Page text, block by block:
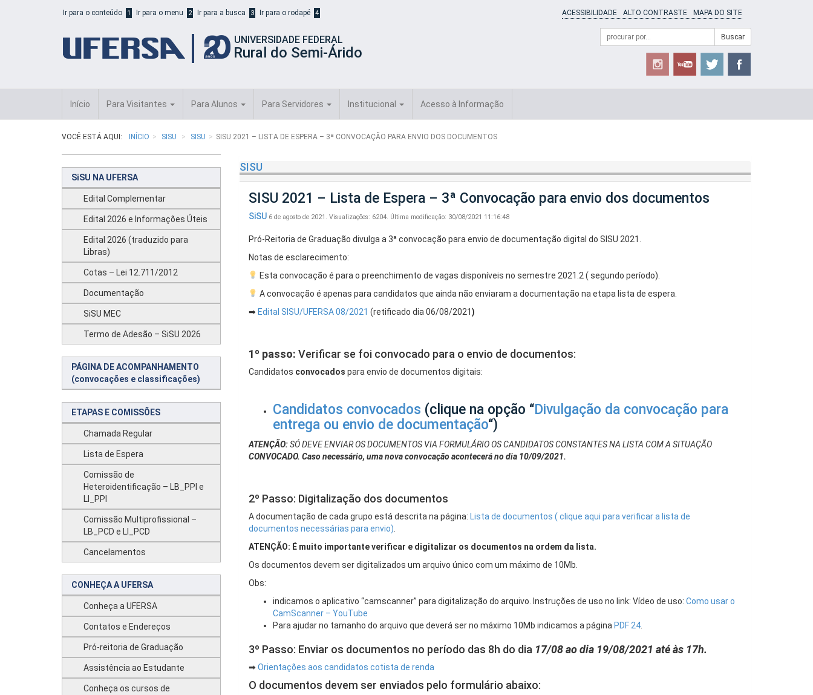
Ir para o conteúdo 1 Ir para o menu 2 Ir para a busca 3 Ir para o rodapé 4 ACESSIBILIDADE ALTO CONTRASTE MAPA DO SITE
UNIVERSIDADE FEDERAL
Rural do Semi-Árido
Formulário
Campo
de
Buscar
Início Para Visitantes Para Alunos Para Servidores Institucional Acesso à Informação
VOCÊ ESTÁ AQUI: INÍCIO SISU SISU SISU 2021 – LISTA DE ESPERA – 3ª CONVOCAÇÃO PARA ENVIO DOS DOCUMENTOS
SiSU NA UFERSA
Edital Complementar
Edital 2026 e Informações Úteis
Edital 2026 (traduzido para
Libras)
Cotas – Lei 12.711/2012
Documentação
SiSU MEC
Termo de Adesão – SiSU 2026
PÁGINA DE ACOMPANHAMENTO
(convocações e classificações)
ETAPAS E COMISSÕES
Chamada Regular
Lista de Espera
Comissão de
Heteroidentificação – LB_PPI e
LI_PPI
Comissão Multiprofissional –
LB_PCD e LI_PCD
Cancelamentos
CONHEÇA A UFERSA
Conheça a UFERSA
Contatos e Endereços
Pró-reitoria de Graduação
Assistência ao Estudante
Conheça os cursos de
SISU
SISU 2021 – Lista de Espera – 3ª Convocação para envio dos documentos
SiSU 6 de agosto de 2021. Visualizações: 6204. Última modificação: 30/08/2021 11:16:48
Pró-Reitoria de Graduação divulga a 3ª convocação para envio de documentação digital do SISU 2021.
Notas de esclarecimento:
Esta convocação é para o preenchimento de vagas disponíveis no semestre 2021.2 ( segundo período).
A convocação é apenas para candidatos que ainda não enviaram a documentação na etapa lista de espera.
➡ Edital SISU/UFERSA 08/2021 (retificado dia 06/08/2021)
1º passo: Verificar se foi convocado para o envio de documentos:
Candidatos convocados para envio de documentos digitais:
Candidatos convocados (clique na opção “Divulgação da convocação para
entrega ou envio de documentação“)
ATENÇÃO:SÓ DEVE ENVIAR OS DOCUMENTOS VIA FORMULÁRIO OS CANDIDATOS CONSTANTES NA LISTA COM A SITUAÇÃO
CONVOCADO. Caso necessário, uma nova convocação acontecerá no dia 10/09/2021.
2º Passo: Digitalização dos documentos
A documentação de cada grupo está descrita na página: Lista de documentos ( clique aqui para verificar a lista de
documentos necessárias para envio)
ATENÇÃO: É muito importante verificar e digitalizar os documentos na ordem da lista.
Os documentos devem ser digitalizados um arquivo único com um máximo de 10Mb.
Obs:
indicamos o aplicativo “camscanner” para digitalização do arquivo. Instruções de uso no link: Vídeo de uso: Como usar o
CamScanner – YouTube
Para ajudar no tamanho do arquivo que deverá ser no máximo 10Mb indicamos a página PDF 24.
3º Passo: Enviar os documentos no período das 8h do dia 17/08 ao dia 19/08/2021 até às 17h.
➡Orientações aos candidatos cotista de renda
O documentos devem ser enviados pelo formulário abaixo: